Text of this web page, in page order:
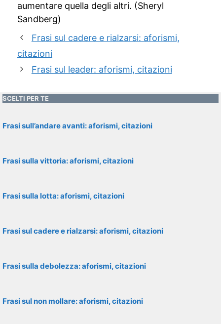
aumentare quella degli altri. (Sheryl
Sandberg)
Frasi sul cadere e rialzarsi: aforismi,
citazioni
Frasi sul leader: aforismi, citazioni
SCELTI PER TE
Frasi sull’andare avanti: aforismi, citazioni
Frasi sulla vittoria: aforismi, citazioni
Frasi sulla lotta: aforismi, citazioni
Frasi sul cadere e rialzarsi: aforismi, citazioni
Frasi sulla debolezza: aforismi, citazioni
Frasi sul non mollare: aforismi, citazioni